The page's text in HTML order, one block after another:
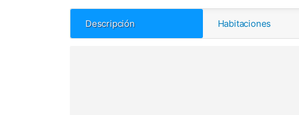
Descripción Habitaciones